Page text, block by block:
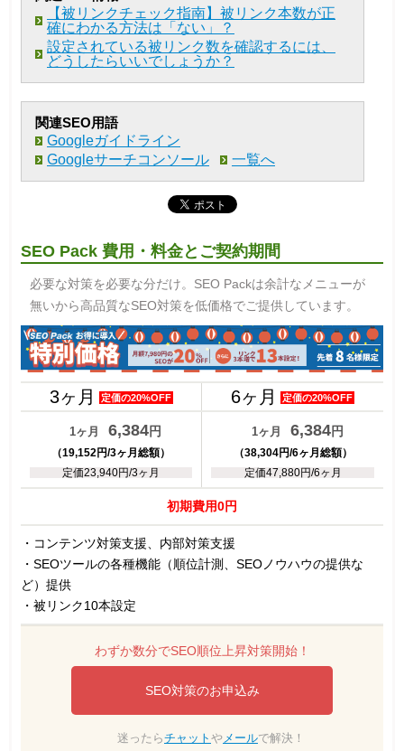
【被リンクチェック指南】被リンク本数が正
確にわかる方法は「ない」？
設定されている被リンク数を確認するには、
どうしたらいいでしょうか？
関連SEO用語
Googleガイドライン
Googleサーチコンソール
一覧へ
SEO Pack 費用・料金とご契約期間
必要な対策を必要な分だけ。SEO Packは余計なメニューが
無いから高品質なSEO対策を低価格でご提供しています。
3ヶ月 定価の20%OFF 6ヶ月 定価の20%OFF
1ヶ月 6,384円
（19,152円/3ヶ月総額）
定価23,940円/3ヶ月
1ヶ月 6,384円
（38,304円/6ヶ月総額）
定価47,880円/6ヶ月
初期費用0円
・コンテンツ対策支援、内部対策支援
・SEOツールの各種機能（順位計測、SEOノウハウの提供な
ど）提供
・被リンク10本設定
わずか数分でSEO順位上昇対策開始！
SEO対策のお申込み
迷ったらチャット やメールで解決！